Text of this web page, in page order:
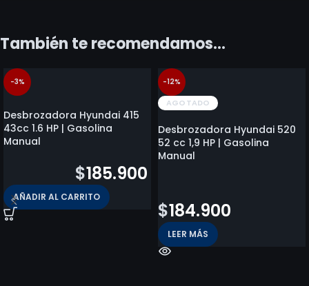
También te recomendamos…
-3%
Desbrozadora Hyundai 415
43cc 1.6 HP | Gasolina
Manual
$185.900
AÑADIR AL CARRITO
-12%
AGOTADO
Desbrozadora Hyundai 520
52 cc 1,9 HP | Gasolina
Manual
$184.900
LEER MÁS